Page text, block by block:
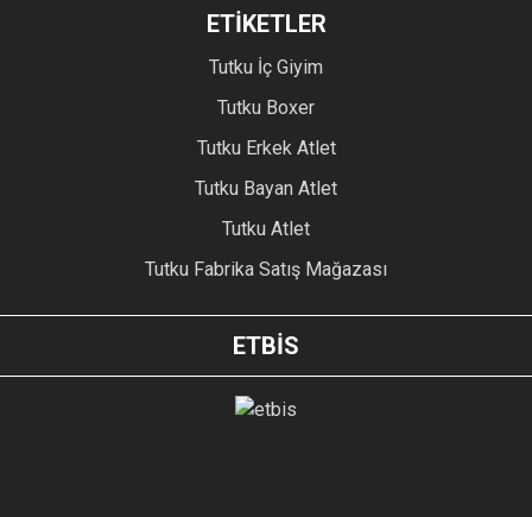
ETİKETLER
Tutku İç Giyim
Tutku Boxer
Tutku Erkek Atlet
Tutku Bayan Atlet
Tutku Atlet
Tutku Fabrika Satış Mağazası
ETBİS